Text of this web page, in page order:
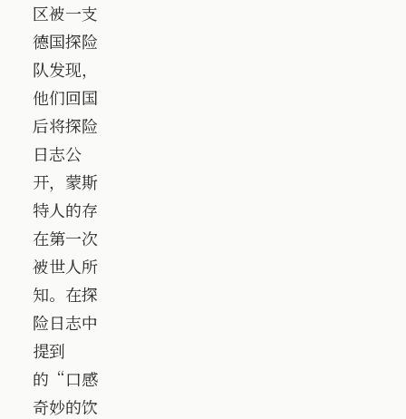
区被一支
德国探险
队发现，
他们回国
后将探险
日志公
开，蒙斯
特人的存
在第一次
被世人所
知。在探
险日志中
提到
的“口感
奇妙的饮